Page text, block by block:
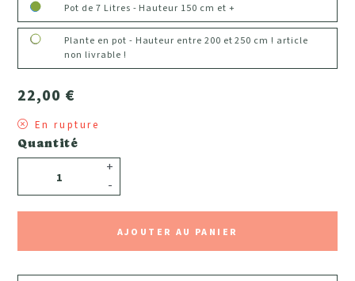
Pot de 7 Litres - Hauteur 150 cm et +
Plante en pot - Hauteur entre 200 et 250 cm ! article
non livrable !
22,00 €
Quantité
-
+
AJOUTER AU PANIER
En rupture